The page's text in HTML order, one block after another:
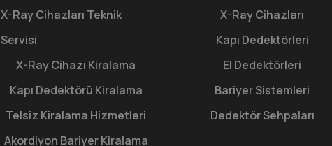
X-Ray Cihazları Teknik
Servisi
X-Ray Cihazı Kiralama
Kapı Dedektörü Kiralama
Telsiz Kiralama Hizmetleri
Akordiyon Bariyer Kiralama
X-Ray Cihazları
Kapı Dedektörleri
El Dedektörleri
Bariyer Sistemleri
Dedektör Sehpaları